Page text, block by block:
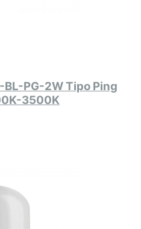
BL-PG-2W Tipo Ping
3500K